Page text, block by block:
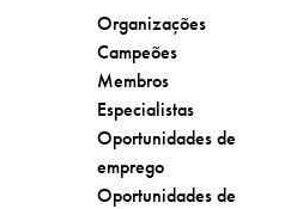
Ir para:
Organizações
Ir para:
Campeões
Ir para:
Membros
Ir para:
Especialistas
Ir para:
Oportunidades de
emprego
Ir para:
Oportunidades de